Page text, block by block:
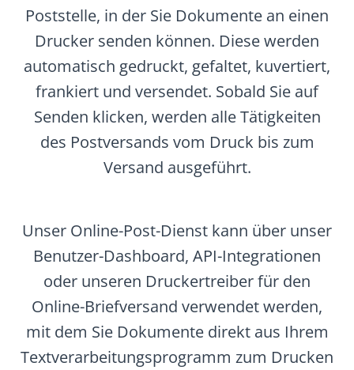
Poststelle, in der Sie Dokumente an einen
Drucker senden können. Diese werden
automatisch gedruckt, gefaltet, kuvertiert,
frankiert und versendet. Sobald Sie auf
Senden klicken, werden alle Tätigkeiten
des Postversands vom Druck bis zum
Versand ausgeführt.
Unser Online-Post-Dienst kann über unser
Benutzer-Dashboard, API-Integrationen
oder unseren Druckertreiber für den
Online-Briefversand verwendet werden,
mit dem Sie Dokumente direkt aus Ihrem
Textverarbeitungsprogramm zum Drucken